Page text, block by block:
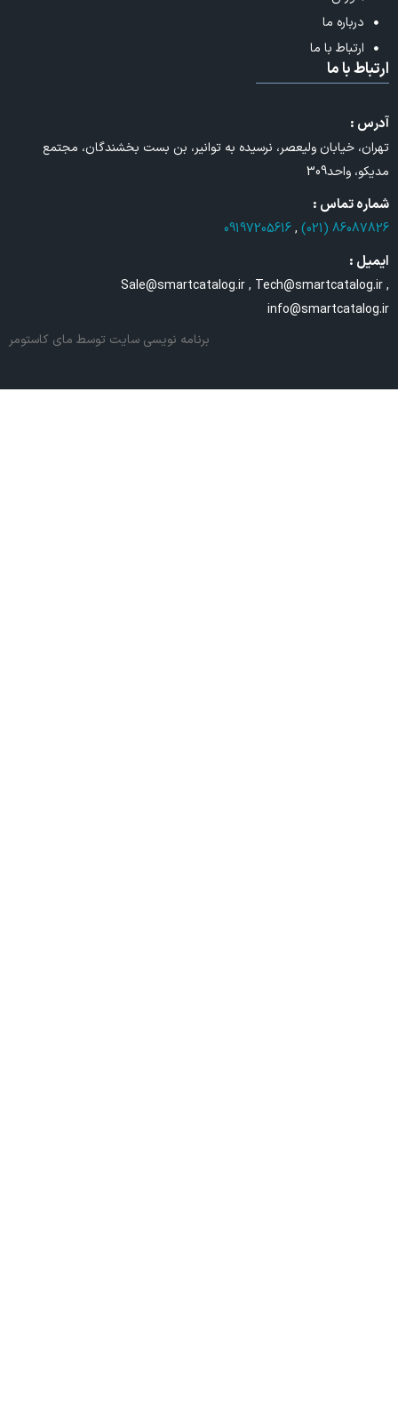
درباره ما
ارتباط با ما
ارتباط با ما
آدرس :
تهران، خیابان ولیعصر، نرسیده به توانیر، بن بست بخشندگان، مجتمع
مدیکو، واحد309
شماره تماس :
86087826 (021)
,
09197205616
ایمیل :
Sale@smartcatalog.ir , Tech@smartcatalog.ir ,
info@smartcatalog.ir
برنامه نویسی سایت توسط مای کاستومر